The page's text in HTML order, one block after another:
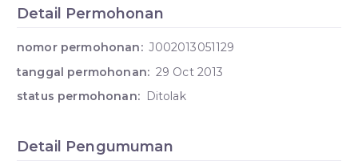
Detail Permohonan
nomor permohonan: J002013051129
tanggal permohonan: 29 Oct 2013
status permohonan: Ditolak
Detail Pengumuman